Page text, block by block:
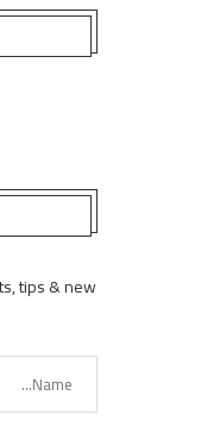
tips & new